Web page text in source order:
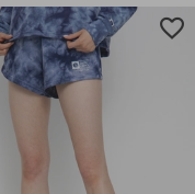
rozmiary:
33; 38